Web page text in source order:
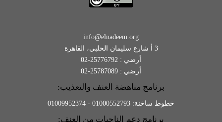
info@elnadeem.org
3 أ شارع سليمان الحلبي، القاهرة
أرضي : 25776792-02
أرضي : 25787089-02
برنامج مناهضة العنف والتعذيب:
خطوط ساخنة: 01000552793 - 01009952374
برنامج دعم الناجيات من العنف: